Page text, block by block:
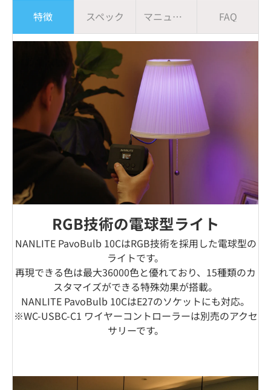
特徴 スペック マニュアル FAQ
RGB技術の電球型ライト
NANLITE PavoBulb 10CはRGB技術を採用した電球型の
ライトです。
再現できる色は最大36000色と優れており、15種類のカ
スタマイズができる特殊効果が搭載。
NANLITE PavoBulb 10CはE27のソケットにも対応。
※WC-USBC-C1 ワイヤーコントローラーは別売のアクセ
サリーです。